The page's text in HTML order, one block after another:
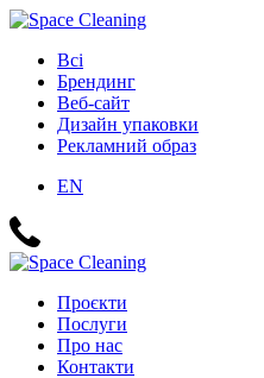
Всі
Брендинг
Веб-сайт
Дизайн упаковки
Рекламний образ
EN
Проєкти
Послуги
Про нас
Контакти